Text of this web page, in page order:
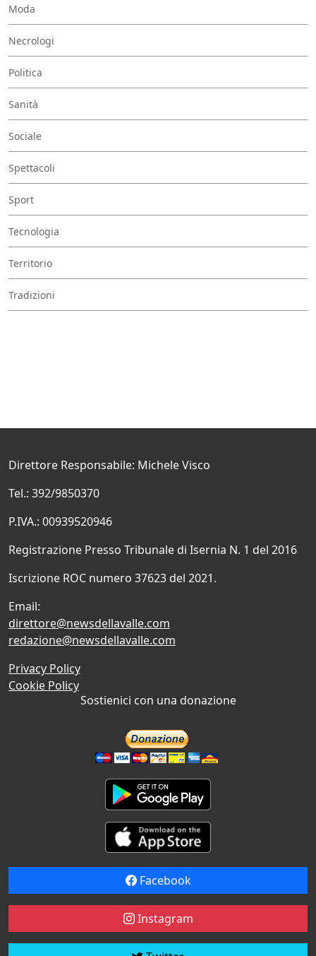
Moda
Necrologi
Politica
Sanità
Sociale
Spettacoli
Sport
Tecnologia
Territorio
Tradizioni
Direttore Responsabile: Michele Visco
Tel.: 392/9850370
P.IVA.: 00939520946
Registrazione Presso Tribunale di Isernia N. 1 del 2016
Iscrizione ROC numero 37623 del 2021.
Email:
direttore@newsdellavalle.com
redazione@newsdellavalle.com
Privacy Policy
Cookie Policy
Sostienici con una donazione
Facebook
Instagram